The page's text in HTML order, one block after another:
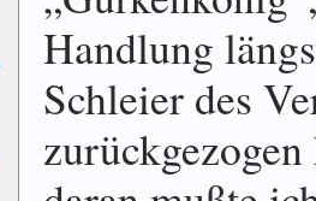
Handlung
Schleier des